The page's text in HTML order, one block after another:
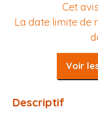
Cet
La date limite de
Voir
Descriptif